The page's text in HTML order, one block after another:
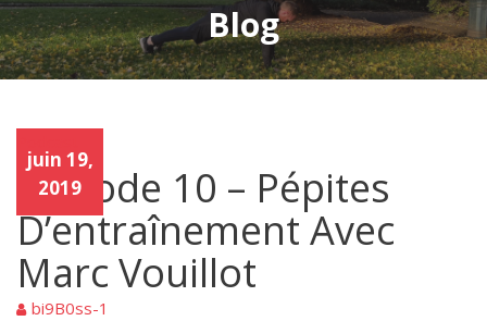
Blog
Podc
ast
juin 19,
2019
Episode 10 – Pépites
D’entraînement Avec
Marc Vouillot
bi9B0ss-1